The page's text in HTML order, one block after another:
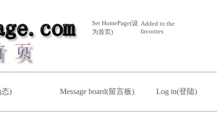
Set HomePage(设
为首页)
Added to the
favorites
态) Message board(留言板) Log in(登陆)